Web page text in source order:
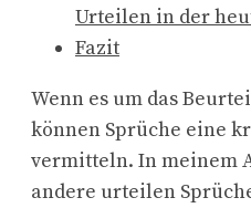
Urteilen in der
Fazit
Wenn es um das
können Sprüche eine
vermitteln. In meinem
andere urteilen